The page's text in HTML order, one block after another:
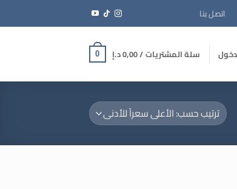
اتصل بنا
سلة المشتريات /0,00د.إ 0